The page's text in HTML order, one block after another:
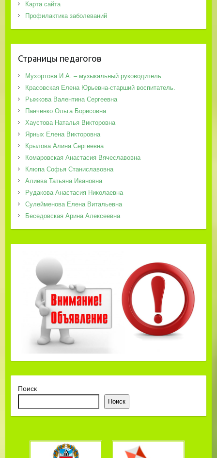
Карта сайта
Профилактика заболеваний
Страницы педагогов
Мухортова И.А. – музыкальный руководитель
Красовская Елена Юрьевна-старший воспитатель.
Рыжкова Валентина Сергеевна
Панченко Ольга Борисовна
Хаустова Наталья Викторовна
Ярных Елена Викторовна
Крылова Алина Сергеевна
Комаровская Анастасия Вячеславовна
Клюпа Софья Станиславовна
Алиева Татьяна Ивановна
Рудакова Анастасия Николаевна
Сулейменова Елена Витальевна
Беседовская Арина Алексеевна
Поиск
Поиск